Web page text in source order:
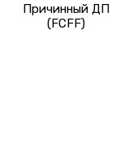
Причинный ДП
(FCFF)